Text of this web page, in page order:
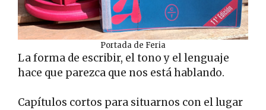
Portada de Feria
La forma de escribir, el tono y el lenguaje
hace que parezca que nos está hablando.
Capítulos cortos para situarnos con el lugar